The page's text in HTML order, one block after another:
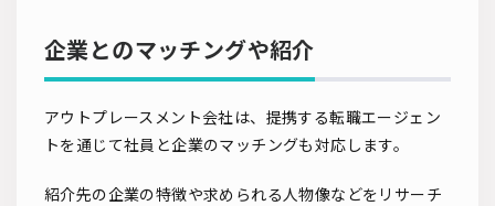
企業とのマッチングや紹介
アウトプレースメント会社は、提携する転職エージェン
トを通じて社員と企業のマッチングも対応します。
紹介先の企業の特徴や求められる人物像などをリサーチ